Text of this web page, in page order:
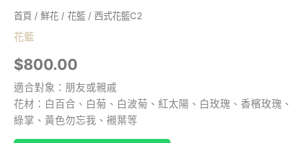
首頁 / 鮮花 / 花籃 / 西式花籃C2
花籃
$800.00
適合對象：朋友或親戚
花材：白百合、白菊、白波菊、紅太陽、白玫瑰、香檳玫瑰、
綠掌、黃色勿忘我、襯葉等